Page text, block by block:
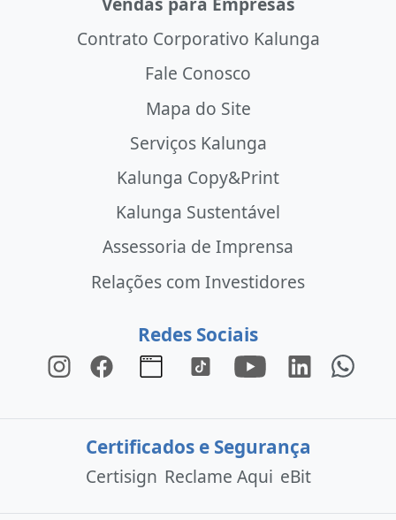
Contrato Corporativo Kalunga
Fale Conosco
Mapa do Site
Serviços Kalunga
Kalunga Copy&Print
Kalunga Sustentável
Assessoria de Imprensa
Relações com Investidores
Redes Sociais
Certificados e Segurança
Certisign Reclame Aqui eBit